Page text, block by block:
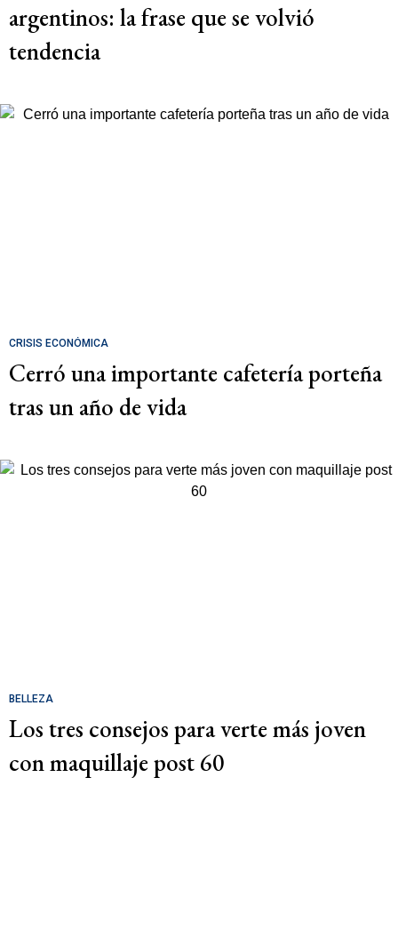
argentinos: la frase que se volvió
tendencia
CRISIS ECONÓMICA
Cerró una importante cafetería porteña
tras un año de vida
BELLEZA
Los tres consejos para verte más joven
con maquillaje post 60